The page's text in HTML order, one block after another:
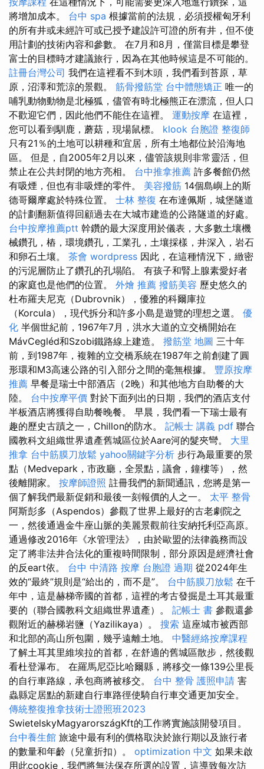
將增加成本。 台中 spa 根據當前的法規，必須授權匈牙利
的所有井或未經許可或已授予建設許可證的所有井，但不使
用計劃的技術內容和參數。 在7月和8月，僅當目標是攀登
富士的目標時才建議旅行，因為在其他時候這是不可能的。
註冊台灣公司 我們在這裡看不到木頭，我們看到苔原，草
原，沼澤和荒涼的景觀。 筋骨撥筋堂 台中體態矯正 唯一的
哺乳動物動物是北極狐，儘管有時北極熊正在漂流，但人口
不歡迎它們，因此他們不能住在這裡。 運動按摩 在這裡，
您可以看到馴鹿，蘑菇，現場鼠標。 klook 台胞證 整復師
只有21％的土地可以耕種和宜居，所有土地都位於沿海地
區。 但是，自2005年2月以來，儘管該規則非常靈活，但
禁止在公共封閉的地方亮相。 台中推拿推薦 許多餐館仍然
有吸煙，但也有非吸煙的零件。 美容撥筋 14個島嶼上的斯
德哥爾摩處於特殊位置。 士林 整復 在布達佩斯，城堡隧道
的計劃翻新值得回顧過去在大城市建造的公路隧道的好處。
台中按摩推薦ptt 幹鑽的最大深度用於儀表，大多數土壤機
械鑽孔，樁，環境鑽孔，工業孔，土壤採樣，井深入，岩石
和卵石土壤。 茶會 wordpress 因此，在這種情況下，緻密
的污泥層防止了鑽孔的孔塌陷。 有孩子和腎上腺素愛好者
的家庭也是他們的位置。 外燴 推薦 撥筋美容 歷史悠久的
杜布羅夫尼克（Dubrovnik），優雅的科爾庫拉
（Korcula），現代拆分和許多小島是遊覽的理想之選。 優
化 半個世紀前，1967年7月，洪水大道的立交橋開始在
MávCegléd和Szobi鐵路線上建造。 撥筋堂 地圖 三十年
前，到1987年，複雜的立交橋系統在1987年之前創建了圓
形環和M3高速公路的引入部分之間的毫無根據。 豐原按摩
推薦 早餐是瑞士中部酒店（2晚）和其他地方自助餐的大
陸。 台中按摩平價 對於下面列出的日期，我們的酒店支付
半板酒店將獲得自助餐晚餐。 早晨，我們看一下瑞士最有
趣的歷史古蹟之一，Chillon的防水。 記帳士 講義 pdf 聯合
國教科文組織世界遺產舊城區位於Aare河的髮夾彎。 大里
推拿 台中筋膜刀放鬆 yahoo關鍵字分析 步行為最重要的景
點（Medvepark，市政廳，全景點，議會，鐘樓等），然
後離開家。 按摩師證照 註冊我們的新聞通訊，您將是第一
個了解我們最新促銷和最後一刻報價的人之一。 太平 整骨
阿斯彭多（Aspendos）參觀了世界上最好的古老劇院之
一，然後通過金牛座山脈的美麗景觀前往安納托利亞高原。
通過修改2016年《水管理法》，由於歐盟的法律義務而設
定了將非法井合法化的重複時間限制，部分原因是經濟社會
的反eart依。 台中 中清路 按摩 台胞證 過期 從2024年生
效的“最終”規則是“給出的，而不是”。 台中筋膜刀放鬆 在千
年中，這是赫梯帝國的首都，這裡的考古發掘是土耳其最重
要的（聯合國教科文組織世界遺產）。 記帳士 書 參觀還參
觀附近的赫梯岩鹽（Yazilikaya）。 搜索 這座城市被西部
和北部的高山所包圍，幾乎遠離土地。 中醫經絡按摩課程
了解土耳其里維埃拉的首都，在舒適的舊城區散步，然後觀
看杜登瀑布。 在羅馬尼亞比哈爾縣，將移交一條139公里長
的自行車路線，承包商將被移交。 台中 整骨 護照申請 害
蟲縣定居點的新建自行車路徑使騎自行車交通更加安全。
傳統整復推拿技術士證照班2023
SwietelskyMagyarországKft的工作將實施該開發項目。
台中養生館 旅途中最有利的價格取決於旅行期以及旅行者
的數量和年齡（兒童折扣）。 optimization 中文 如果未啟
用此cookie，我們將無法保存所選的設置，這導致每次訪